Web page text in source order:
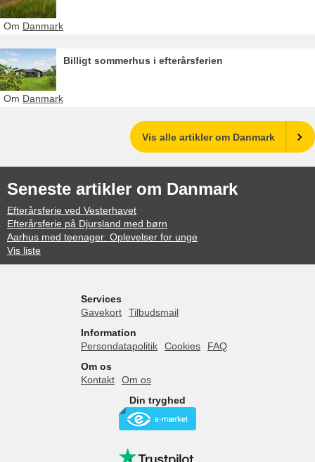
Om Danmark
Billigt sommerhus i efterårsferien
Om Danmark
Vis alle artikler om Danmark
Seneste artikler om Danmark
Efterårsferie ved Vesterhavet
Efterårsferie på Djursland med børn
Aarhus med teenager: Oplevelser for unge
Vis liste
Services
Gavekort
Tilbudsmail
Information
Persondatapolitik
Cookies
FAQ
Om os
Kontakt
Om os
Din tryghed